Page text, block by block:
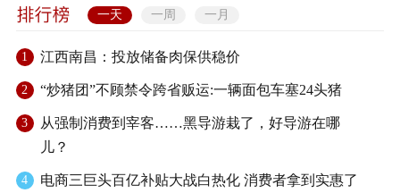
一天 一周 一月
1 江西南昌：投放储备肉保供稳价
2 “炒猪团”不顾禁令跨省贩运:一辆面包车塞24头猪
3
从强制消费到宰客……黑导游栽了，好导游在哪
儿？
4
电商三巨头百亿补贴大战白热化 消费者拿到实惠了